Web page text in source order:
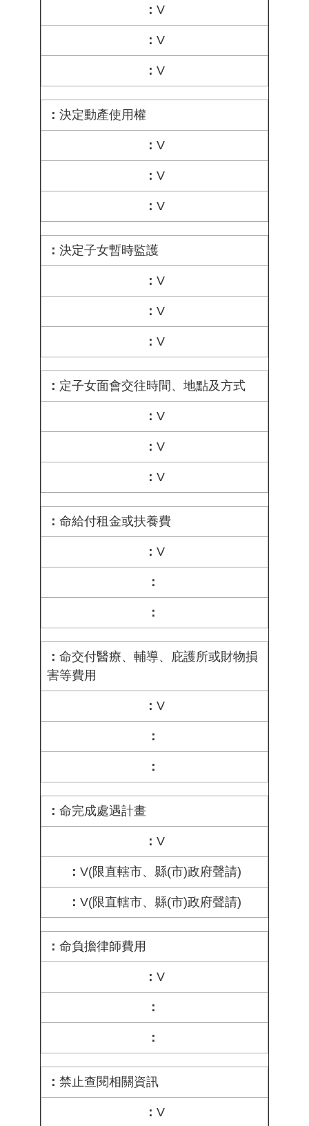
V
V
V
決定動產使用權
V
V
V
決定子女暫時監護
V
V
V
定子女面會交往時間、地點及方式
V
V
V
命給付租金或扶養費
V
命交付醫療、輔導、庇護所或財物損
害等費用
V
命完成處遇計畫
V
V(限直轄市、縣(市)政府聲請)
V(限直轄市、縣(市)政府聲請)
命負擔律師費用
V
禁止查閱相關資訊
V